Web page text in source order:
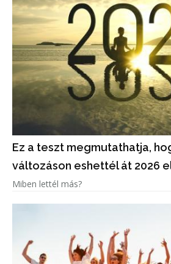
Ez a teszt megmutathatja,
változáson eshettél át 2026
Miben lettél más?